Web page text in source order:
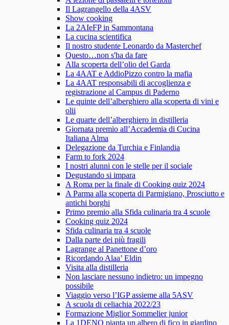
Il Lagrangello della 4ASV
Show cooking
La 2AIeFP in Sammontana
La cucina scientifica
Il nostro studente Leonardo da Masterchef
Questo…non s'ha da fare
Alla scoperta dell’olio del Garda
La 4AAT e AddioPizzo contro la mafia
La 4AAT responsabili di accoglienza e
registrazione al Campus di Paderno
Le quinte dell’alberghiero alla scoperta di vini e
olii
Le quarte dell’alberghiero in distilleria
Giornata premio all’Accademia di Cucina
Italiana Alma
Delegazione da Turchia e Finlandia
Farm to fork 2024
I nostri alunni con le stelle per il sociale
Degustando si impara
A Roma per la finale di Cooking quiz 2024
A Parma alla scoperta di Parmigiano, Prosciutto e
antichi borghi
Primo premio alla Sfida culinaria tra 4 scuole
Cooking quiz 2024
Sfida culinaria tra 4 scuole
Dalla parte dei più fragili
Lagrange al Panettone d’oro
Ricordando Alaa’ Eldin
Visita alla distilleria
Non lasciare nessuno indietro: un impegno
possibile
Viaggio verso l’IGP assieme alla 5ASV
A scuola di celiachia 2022/23
Formazione Miglior Sommelier junior
La 1DENO pianta un albero di fico in giardino